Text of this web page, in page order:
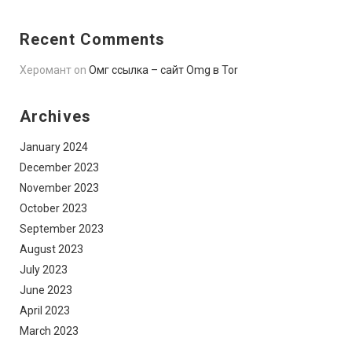
Recent Comments
Херомант on Омг ссылка – сайт Omg в Tor
Archives
January 2024
December 2023
November 2023
October 2023
September 2023
August 2023
July 2023
June 2023
April 2023
March 2023